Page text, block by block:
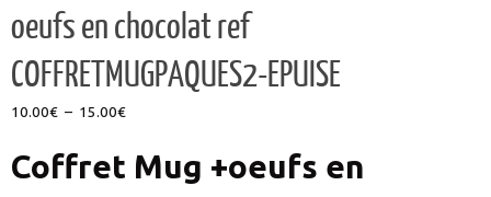
oeufs en chocolat ref
COFFRETMUGPAQUES2-EPUISE
10.00€ – 15.00€Plage
prix :
10.00€
Coffret Mug +oeufs en